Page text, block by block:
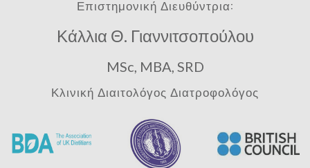
Επιστημονική Διευθύντρια:
Κάλλια Θ. Γιαννιτσοπούλου
MSc, MBA, SRD
Κλινική Διαιτολόγος Διατροφολόγος